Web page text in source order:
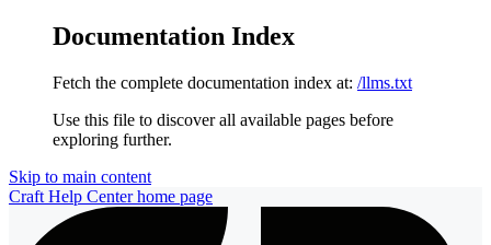
Documentation Index
Fetch the complete documentation index at: /llms.txt
Use this file to discover all available pages before
exploring further.
Skip to main content
Craft Help Centerhome page